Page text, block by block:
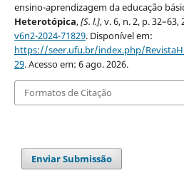
ensino-aprendizagem da educação
Heterotópica,[S. l.], v. 6, n. 2, p. 32–63,
v6n2-2024-71829. Disponível em:
https://seer.ufu.br/index.php/
29. Acesso em: 6 ago. 2026.
Formatos de Citação
Enviar Submissão